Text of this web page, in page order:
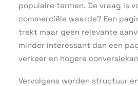
populaire termen. De vraag is
commerciële waarde? Een
trekt maar geen relevante
minder interessant dan een
verkeer en hogere
Vervolgens worden structuur